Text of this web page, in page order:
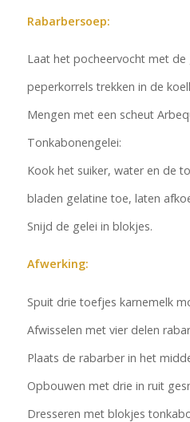
Rabarbersoep:
Laat het pocheervocht met de
peperkorrels trekken in de
Mengen met een scheut
Tonkabonengelei:
Kook het suiker, water en de
bladen gelatine toe, laten
Snijd de gelei in blokjes.
Afwerking:
Spuit drie toefjes karnemelk
Afwisselen met vier delen
Plaats de rabarber in het
Opbouwen met drie in ruit
Dresseren met blokjes